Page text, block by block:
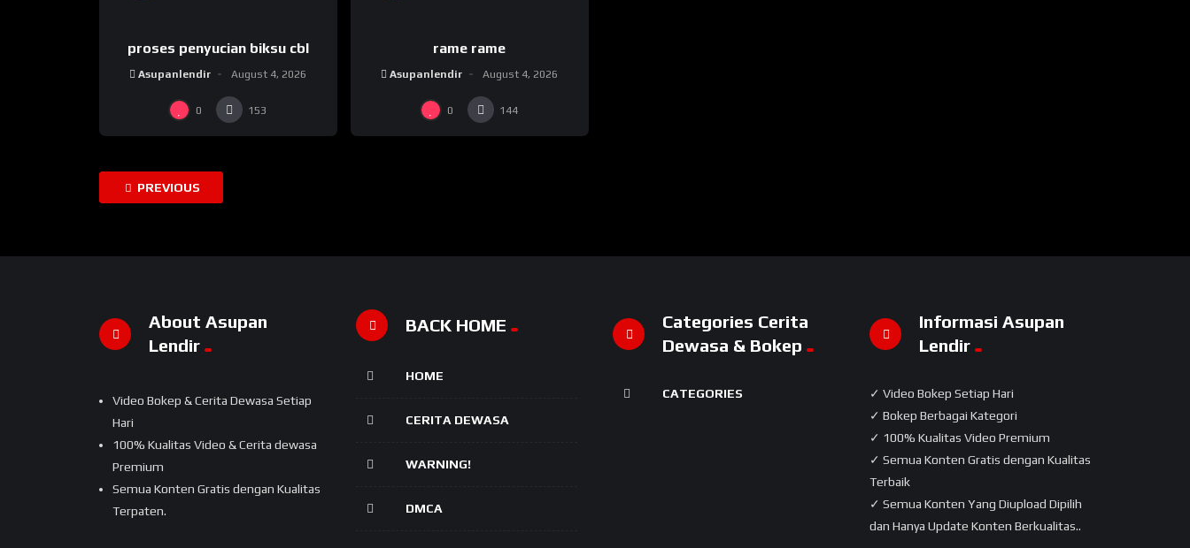
proses penyucian biksu cbl
Asupanlendir August 4, 2026
0 153
rame rame
Asupanlendir August 4, 2026
0 144
PREVIOUS
About Asupan
Lendir
Video Bokep & Cerita Dewasa Setiap
Hari
100% Kualitas Video & Cerita dewasa
Premium
Semua Konten Gratis dengan Kualitas
Terpaten.
BACK HOME
HOME
CERITA DEWASA
WARNING!
DMCA
Categories Cerita
Dewasa & Bokep
CATEGORIES
Informasi Asupan
Lendir
✓ Video Bokep Setiap Hari
✓ Bokep Berbagai Kategori
✓ 100% Kualitas Video Premium
✓ Semua Konten Gratis dengan Kualitas
Terbaik
✓ Semua Konten Yang Diupload Dipilih
dan Hanya Update Konten Berkualitas..